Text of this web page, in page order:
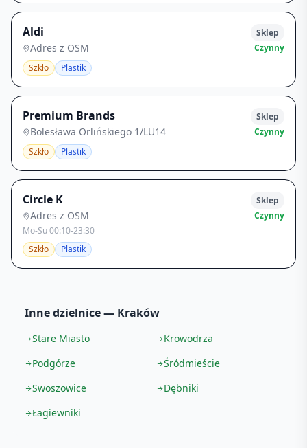
Aldi
Adres z OSM
Szkło Plastik
Sklep
Czynny
Premium Brands
Bolesława Orlińskiego 1/LU14
Szkło Plastik
Sklep
Czynny
Circle K
Adres z OSM
Mo-Su 00:10-23:30
Szkło
Plastik
Sklep
Czynny
Inne dzielnice — Kraków
Stare Miasto
Krowodrza
Podgórze
Śródmieście
Swoszowice
Dębniki
Łagiewniki